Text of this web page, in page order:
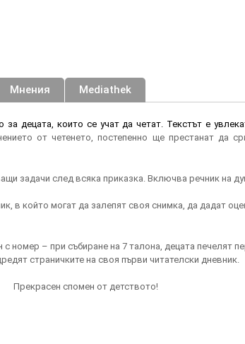
Мнения Mediathek
за децата, които се учат да четат. Текстът е
от четенето, постепенно ще престанат да
задачи след всяка приказка. Включва речник на
в който могат да залепят своя снимка, да дадат
номер – при събиране на 7 талона, децата печелят
страничките на своя първи читателски дневник.
Прекрасен спомен от детството!